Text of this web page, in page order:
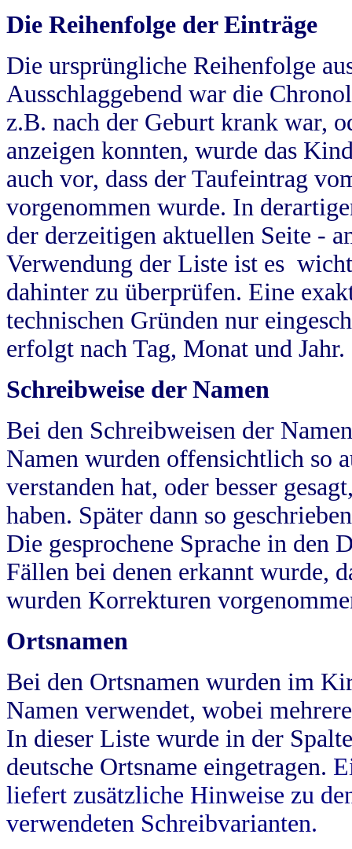
Die Reihenfolge der Einträge
Die ursprüngliche Reihenfolge
Ausschlaggebend war die
z.B. nach der Geburt krank war,
anzeigen konnten, wurde das
auch vor, dass der Taufeintrag
vorgenommen wurde. In
der derzeitigen aktuellen Seite -
Verwendung der Liste ist es
dahinter zu überprüfen. Eine
technischen Gründen nur
erfolgt nach Tag, Monat und Jahr.
Schreibweise der Namen
Bei den Schreibweisen der
Namen wurden offensichtlich so
verstanden hat, oder besser
haben. Später dann so
Die gesprochene Sprache in
Fällen bei denen erkannt wurde,
wurden Korrekturen
Ortsnamen
Bei den Ortsnamen wurden im
Namen verwendet, wobei
In dieser Liste wurde in der
deutsche Ortsname eingetragen.
liefert zusätzliche Hinweise zu
verwendeten Schreibvarianten.